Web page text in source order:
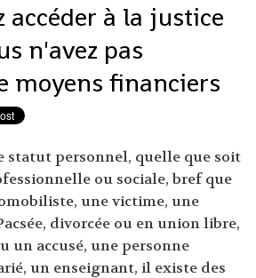
accéder à la justice
n'avez pas
moyens financiers
statut personnel, quelle que soit
ou sociale, bref que
une victime, une
divorcée ou en union libre,
un accusé, une personne
un enseignant, il existe des